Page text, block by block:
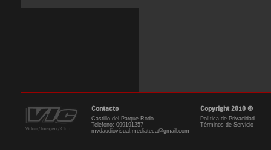
Contacto Copyright 2010 ©
Castillo del Parque Rodó
Teléfono: 099191257
mvdaudiovisual.mediateca@gmail.com
Política de Privacidad
Términos de Servicio